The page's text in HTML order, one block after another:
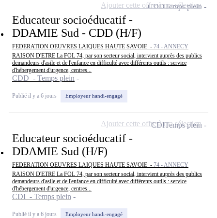
Educateur socioéducatif -
DDAMIE Sud - CDD (H/F)
FEDERATION OEUVRES LAIQUES HAUTE SAVOIE - 74 - ANNECY
RAISON D'ETRE La FOL 74, par son secteur social, intervient auprès des publics
demandeurs d'asile et de l'enfance en difficulté avec différents outils : service
d'hébergement d'urgence, centres...
CDD - Temps plein
Publié il y a 6 jours Employeur handi-engagé
CDDTemps plein
Ajouter cette offre à ma sélection
Educateur socioéducatif -
DDAMIE Sud (H/F)
FEDERATION OEUVRES LAIQUES HAUTE SAVOIE - 74 - ANNECY
RAISON D'ETRE La FOL 74, par son secteur social, intervient auprès des publics
demandeurs d'asile et de l'enfance en difficulté avec différents outils : service
d'hébergement d'urgence, centres...
CDI - Temps plein
Publié il y a 6 jours Employeur handi-engagé
CDITemps plein
Ajouter cette offre à ma sélection